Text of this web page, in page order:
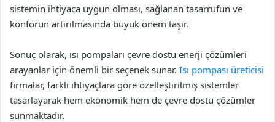
sistemin ihtiyaca uygun olması, sağlanan tasarrufun ve
konforun artırılmasında büyük önem taşır.
Sonuç olarak, ısı pompaları çevre dostu enerji çözümleri
arayanlar için önemli bir seçenek sunar. Isı pompası üreticisi
firmalar, farklı ihtiyaçlara göre özelleştirilmiş sistemler
tasarlayarak hem ekonomik hem de çevre dostu çözümler
sunmaktadır.